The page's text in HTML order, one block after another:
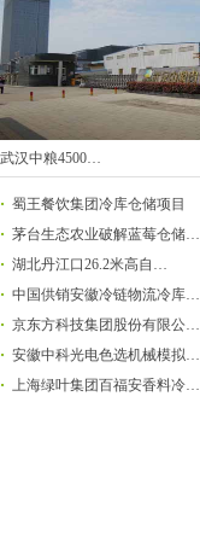
武汉中粮4500…
蜀王餐饮集团冷库仓储项目
茅台生态农业破解蓝莓仓储…
湖北丹江口26.2米高自…
中国供销安徽冷链物流冷库…
京东方科技集团股份有限公…
安徽中科光电色选机械模拟…
上海绿叶集团百福安香料冷…